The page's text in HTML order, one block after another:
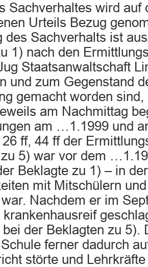
Sachverhaltes wird auf
Urteils Bezug
des Sachverhalts ist
1) nach den
Staatsanwaltschaft
und zum Gegenstand
gemacht worden
am Nachmittag
am …1.1999 und
ff, 44 ff der
zu 5) war vor dem
Beklagte zu 1) – in
mit Mitschülern
Nachdem er im
krankenhausreif
der Beklagten zu 5).
ferner dadurch
störte und